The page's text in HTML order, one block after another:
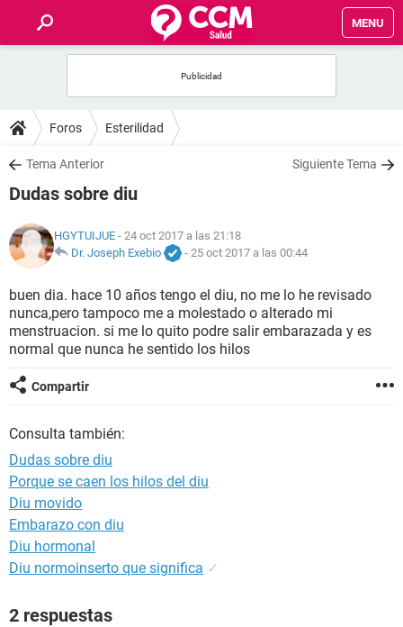
MENU
FOROS
SALUD
NUTRICIÓN
BIENESTAR
SEXUALIDAD
GLOSARIO
Foros Esterilidad
Tema Anterior Siguiente Tema
Dudas sobre diu
HGYTUIJUE - 24 oct 2017 a las 21:18
Dr. Joseph Exebio
- 25 oct 2017 a las 00:44
buen dia. hace 10 años tengo el diu, no me lo he revisado
nunca,pero tampoco me a molestado o alterado mi
menstruacion. si me lo quito podre salir embarazada y es
normal que nunca he sentido los hilos
Compartir
Consulta también:
Dudas sobre diu
Porque se caen los hilos del diu
Diu movido
Embarazo con diu
Diu hormonal
Diu normoinserto que significa ✓
2 respuestas